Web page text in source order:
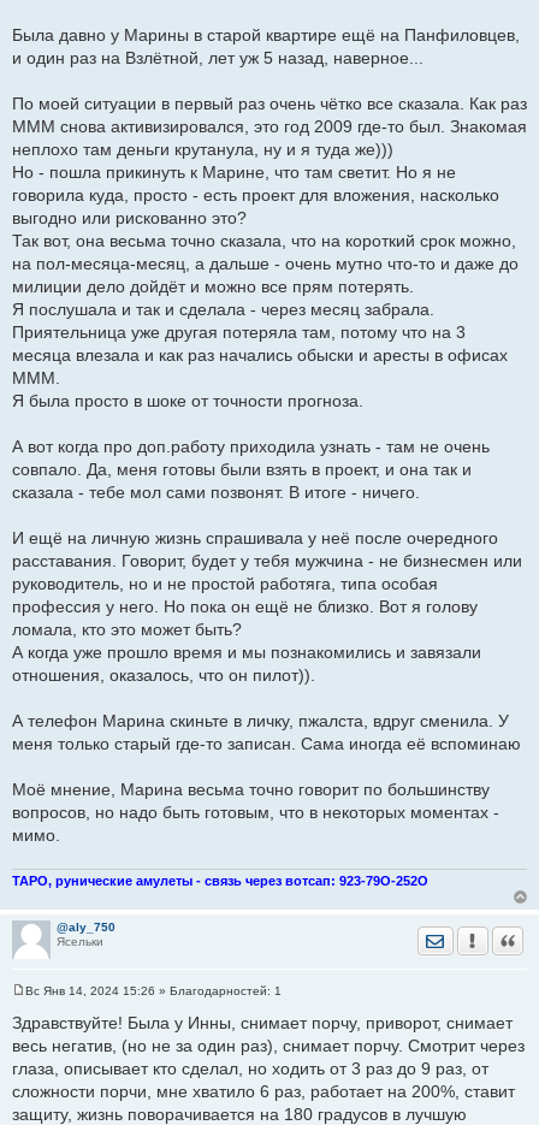
Была давно у Марины в старой квартире ещё на Панфиловцев,
и один раз на Взлётной, лет уж 5 назад, наверное...
По моей ситуации в первый раз очень чётко все сказала. Как раз
МММ снова активизировался, это год 2009 где-то был. Знакомая
неплохо там деньги крутанула, ну и я туда же)))
Но - пошла прикинуть к Марине, что там светит. Но я не
говорила куда, просто - есть проект для вложения, насколько
выгодно или рискованно это?
Так вот, она весьма точно сказала, что на короткий срок можно,
на пол-месяца-месяц, а дальше - очень мутно что-то и даже до
милиции дело дойдёт и можно все прям потерять.
Я послушала и так и сделала - через месяц забрала.
Приятельница уже другая потеряла там, потому что на 3
месяца влезала и как раз начались обыски и аресты в офисах
МММ.
Я была просто в шоке от точности прогноза.
А вот когда про доп.работу приходила узнать - там не очень
совпало. Да, меня готовы были взять в проект, и она так и
сказала - тебе мол сами позвонят. В итоге - ничего.
И ещё на личную жизнь спрашивала у неё после очередного
расставания. Говорит, будет у тебя мужчина - не бизнесмен или
руководитель, но и не простой работяга, типа особая
профессия у него. Но пока он ещё не близко. Вот я голову
ломала, кто это может быть?
А когда уже прошло время и мы познакомились и завязали
отношения, оказалось, что он пилот)).
А телефон Марина скиньте в личку, пжалста, вдруг сменила. У
меня только старый где-то записан. Сама иногда её вспоминаю
Моё мнение, Марина весьма точно говорит по большинству
вопросов, но надо быть готовым, что в некоторых моментах -
мимо.
ТАРО, рунические амулеты - связь через вотсап: 923-79О-252О
@aly_750
Ясельки
Отправить
о
б
е
н
е
Вс Янв 14, 2024 15:26 » Благодарностей: 1
Здравствуйте! Была у Инны, снимает порчу, приворот, снимает
весь негатив, (но не за один раз), снимает порчу. Смотрит через
глаза, описывает кто сделал, но ходить от 3 раз до 9 раз, от
сложности порчи, мне хватило 6 раз, работает на 200%, ставит
защиту, жизнь поворачивается на 180 градусов в лучшую